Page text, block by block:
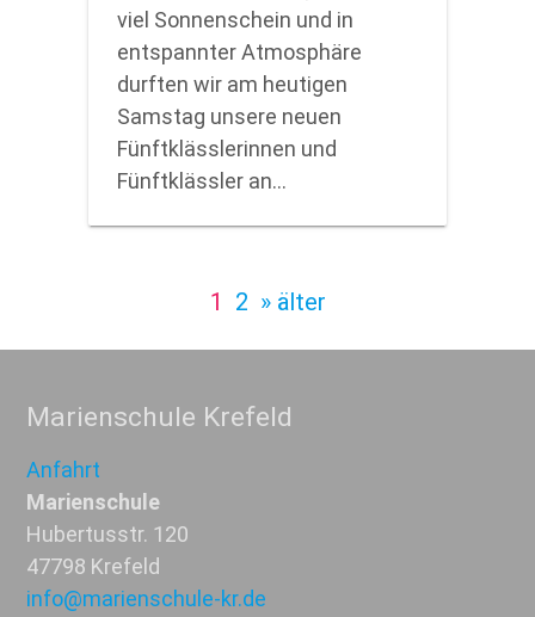
viel Sonnenschein und in
entspannter Atmosphäre
durften wir am heutigen
Samstag unsere neuen
Fünftklässlerinnen und
Fünftklässler an…
1 2 » älter
Marienschule Krefeld
Anfahrt
Marienschule
Hubertusstr. 120
47798 Krefeld
info@marienschule-kr.de